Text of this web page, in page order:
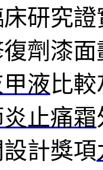
研究
劑漆
液 比
炎止痛霜
計獎項